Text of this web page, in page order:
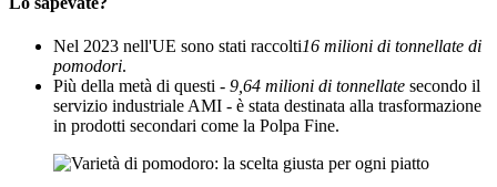
Nel 2023 nell'UE sono stati raccolti16 milioni di tonnellate di
pomodori.
Più della metà di questi - 9,64 milioni di tonnellate secondo il
servizio industriale AMI - è stata destinata alla trasformazione
in prodotti secondari come la Polpa Fine.